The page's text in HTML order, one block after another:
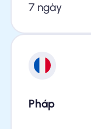
7 ngày
Pháp